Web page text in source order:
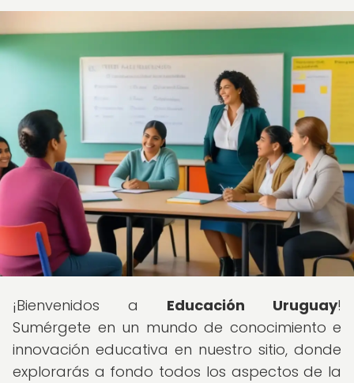
¡Bienvenidos a Educación Uruguay!
Sumérgete en un mundo de conocimiento e
innovación educativa en nuestro sitio, donde
explorarás a fondo todos los aspectos de la